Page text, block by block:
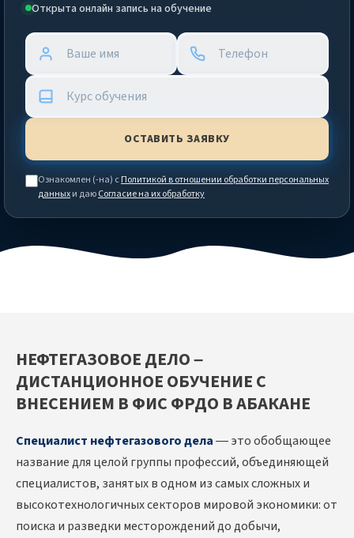
Открыта онлайн запись на обучение
Ознакомлен (-на) сПолитикой в отношении обработки персональных
данныхи даюСогласие на их обработку
НЕФТЕГАЗОВОЕ ДЕЛО –
ДИСТАНЦИОННОЕ ОБУЧЕНИЕ С
ВНЕСЕНИЕМ В ФИС ФРДО В АБАКАНЕ
Специалист нефтегазового дела— это обобщающее
название для целой группы профессий, объединяющей
специалистов, занятых в одном из самых сложных и
высокотехнологичных секторов мировой экономики: от
поиска и разведки месторождений до добычи,